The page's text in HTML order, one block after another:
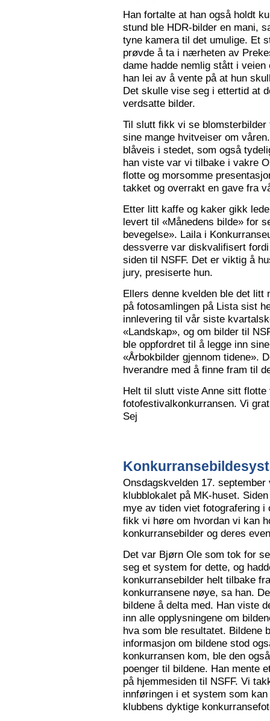
Han fortalte at han også holdt
stund ble HDR-bilder en mani,
tyne kamera til det umulige. Et
prøvde å ta i nærheten av
dame hadde nemlig stått i
han lei av å vente på at hun
Det skulle vise seg i ettertid at
verdsatte bilder.
Til slutt fikk vi se
sine mange hvitveiser om
blåveis i stedet, som også
han viste var vi tilbake i vakre
flotte og morsomme
takket og overrakt en gave fra
Etter litt kaffe og kaker gikk
levert til «Månedens bilde» for
bevegelse». Laila i
dessverre var diskvalifisert
siden til NSFF. Det er viktig å
jury, presiserte hun.
Ellers denne kvelden ble det litt
på fotosamlingen på Lista sist
innlevering til vår siste
«Landskap», og om bilder til
ble oppfordret til å legge inn
«Årbokbilder gjennom tidene».
hverandre med å finne fram til
Helt til slutt viste Anne sitt flotte
fotofestivalkonkurransen. Vi
Sej
Onsdagskvelden 17.
klubblokalet på MK-huset.
mye av tiden viet fotografering
fikk vi høre om hvordan vi kan
konkurransebilder og deres
Det var Bjørn Ole som tok for
seg et system for dette, og
konkurransebilder helt tilbake
konkurransene nøye, sa han.
bildene å delta med. Han viste
inn alle opplysningene om
hva som ble resultatet. Bildene
informasjon om bildene stod
konkurransen kom, ble den
poenger til bildene. Han mente
på hjemmesiden til NSFF. Vi
innføringen i et system som
klubbens dyktige